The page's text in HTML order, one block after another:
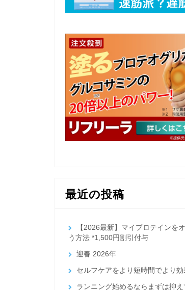
最近の投稿
【2026最新】マイプロテインを
う方法 *1,500円割引付与
迎春 2026年
セルフケアをより短時間でより効
ランニング始めるならまずは抑